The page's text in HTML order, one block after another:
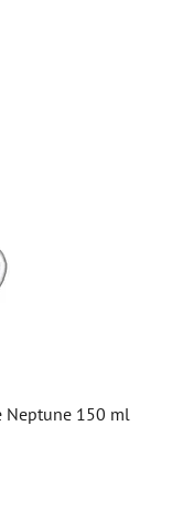
Neptune 150 ml